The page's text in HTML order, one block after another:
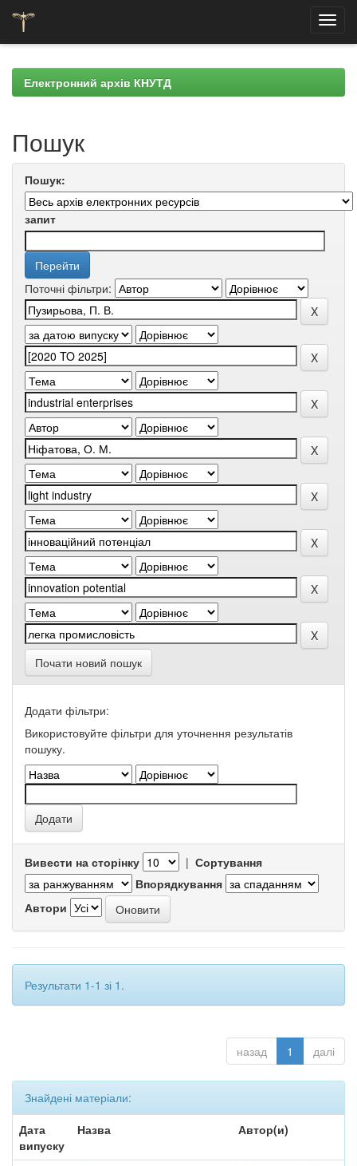
navigationЕлектронний архів КНУТД
Пошук
Пошук:
запит
Поточні фільтри:
Почати новий пошук
Додати фільтри:
Використовуйте фільтри для уточнення результатів
пошуку.
Вивести на сторінку | Сортування
Впорядкування
Автори
Результати 1-1 зі 1.
назад 1 далі
Знайдені матеріали:
Дата
випуску
Назва Автор(и)